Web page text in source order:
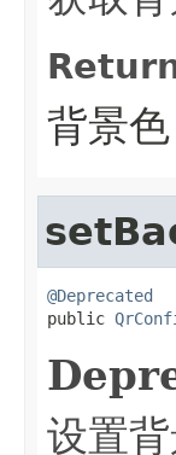
背景色
@Deprecated
public
设置